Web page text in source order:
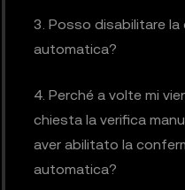
3. Posso disabilitare
automatica?
4. Perché a volte mi
chiesta la verifica
aver abilitato la
automatica?